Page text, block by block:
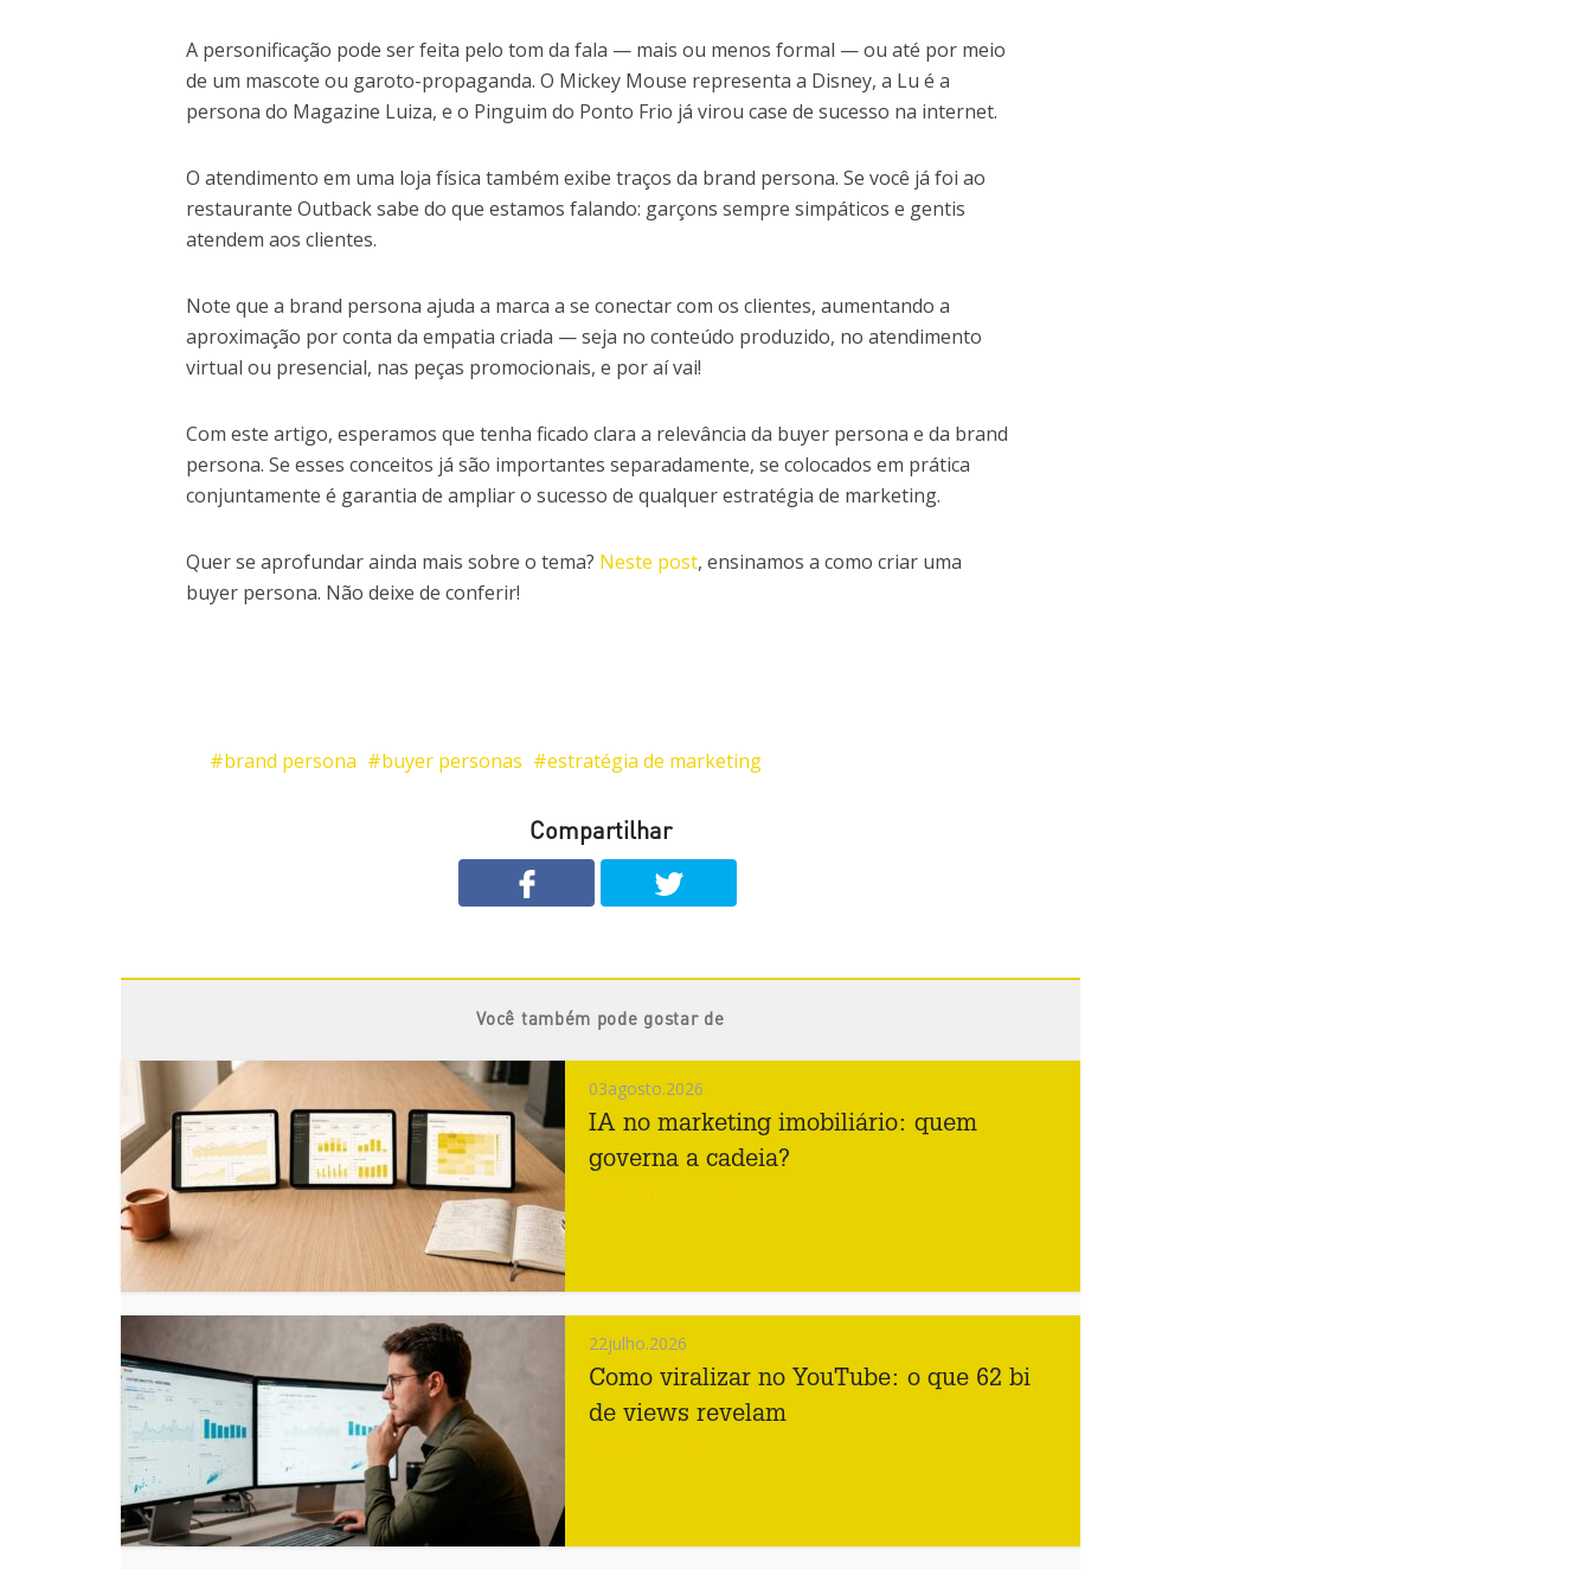
A personificação pode ser feita pelo tom da fala — mais ou menos formal — ou até por meio
de um mascote ou garoto-propaganda. O Mickey Mouse representa a Disney, a Lu é a
persona do Magazine Luiza, e o Pinguim do Ponto Frio já virou case de sucesso na internet.
O atendimento em uma loja física também exibe traços da brand persona. Se você já foi ao
restaurante Outback sabe do que estamos falando: garçons sempre simpáticos e gentis
atendem aos clientes.
Note que a brand persona ajuda a marca a se conectar com os clientes, aumentando a
aproximação por conta da empatia criada — seja no conteúdo produzido, no atendimento
virtual ou presencial, nas peças promocionais, e por aí vai!
Com este artigo, esperamos que tenha ficado clara a relevância da buyer persona e da brand
persona. Se esses conceitos já são importantes separadamente, se colocados em prática
conjuntamente é garantia de ampliar o sucesso de qualquer estratégia de marketing.
Quer se aprofundar ainda mais sobre o tema? Neste post, ensinamos a como criar uma
buyer persona. Não deixe de conferir!
brand persona buyer personas estratégia de marketing
Compartilhar
Você também pode gostar de
03agosto.2026
IA no marketing imobiliário: quem
governa a cadeia?
22julho.2026
Como viralizar no YouTube: o que 62 bi
de views revelam